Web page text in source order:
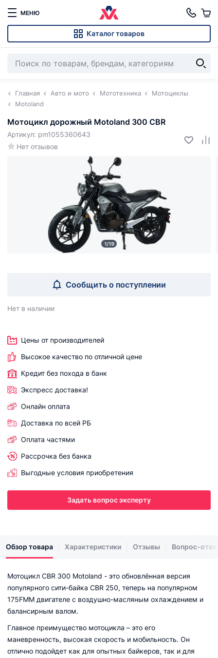
МЕНЮ
Каталог товаров
Главная Авто и мото Мототехника
Мотоциклы
Motoland
Мотоцикл дорожный Motoland 300 CBR
Нет отзывов
Артикул: pm1055360643
1/19
Сообщить о поступлении
Нет в наличии
Цены от производителей
Высокое качество по отличной цене
Кредит без похода в банк
Экспресс доставка!
Онлайн оплата
Доставка по всей РБ
Оплата частями
Рассрочка без банка
Выгодные условия приобретения
Задать вопрос эксперту
Обзор товара Характеристики Отзывы Вопрос-
Мотоцикл CBR 300 Motoland - это обновлённая версия
популярного сити-байка CBR 250, теперь на популярном
175FMM двигателе с воздушно-масляным охлаждением и
балансирным валом.
Главное преимущество мотоцикла – это его
маневренность, высокая скорость и мобильность. Он
отлично подойдет как для опытных байкеров, так и для